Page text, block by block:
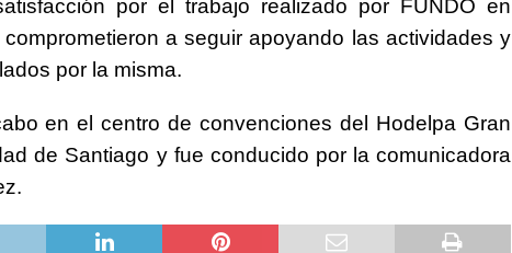
por el trabajo realizado por FUNDO en
a seguir apoyando las actividades y
por la misma.
en el centro de convenciones del Hodelpa Gran
de Santiago y fue conducido por la comunicadora